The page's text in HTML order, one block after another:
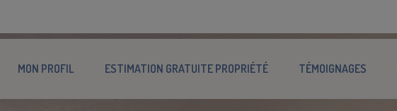
MON PROFIL ESTIMATION GRATUITE PROPRIÉTÉ TÉMOIGNAGES